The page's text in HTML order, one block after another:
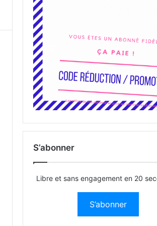
S’abonner
Libre et sans engagement en 20
S’abonner